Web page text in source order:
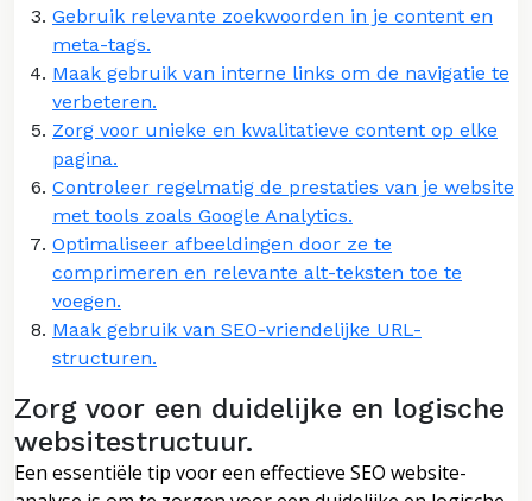
Gebruik relevante zoekwoorden in je content en
meta-tags.
Maak gebruik van interne links om de navigatie te
verbeteren.
Zorg voor unieke en kwalitatieve content op elke
pagina.
Controleer regelmatig de prestaties van je website
met tools zoals Google Analytics.
Optimaliseer afbeeldingen door ze te
comprimeren en relevante alt-teksten toe te
voegen.
Maak gebruik van SEO-vriendelijke URL-
structuren.
Zorg voor een duidelijke en logische
websitestructuur.
Een essentiële tip voor een effectieve SEO website-